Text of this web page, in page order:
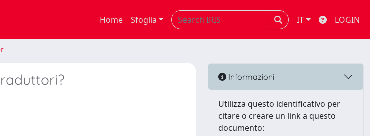
Home Sfoglia IT LOGIN
Informazioni
Utilizza questo identificativo per
citare o creare un link a questo
documento: